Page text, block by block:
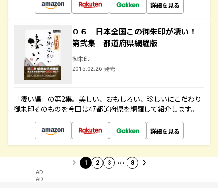
詳細を見る
０６ 日本全国この御朱印が凄い！
第弐集 都道府県網羅版
御朱印
2015.02.26 発売
「凄い編」の第2集。美しい、おもしろい、珍しいにこだわり
御朱印そのものを今回は47都道府県を網羅して紹介します。
詳細を見る
1 2 3 … 8
AD
AD